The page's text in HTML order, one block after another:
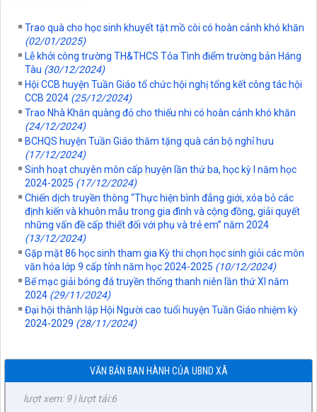
Trao quà cho học sinh khuyết tật mồ côi có hoàn cảnh khó khăn
(02/01/2025)
Lễ khởi công trường TH&THCS Tỏa Tình điểm trường bản Háng
Tàu (30/12/2024)
Hội CCB huyện Tuần Giáo tổ chức hội nghị tổng kết công tác hội
CCB 2024 (25/12/2024)
Trao Nhà Khăn quàng đỏ cho thiếu nhi có hoàn cảnh khó khăn
(24/12/2024)
BCHQS huyện Tuần Giáo thăm tặng quà cán bộ nghỉ hưu
(17/12/2024)
Sinh hoạt chuyên môn cấp huyện lần thứ ba, học kỳ I năm học
2024-2025 (17/12/2024)
Chiến dịch truyền thông “Thực hiện bình đẳng giới, xóa bỏ các
định kiến và khuôn mẫu trong gia đình và cộng đồng, giải quyết
những vấn đề cấp thiết đối với phụ và trẻ em” năm 2024
(13/12/2024)
Gặp mặt 86 học sinh tham gia Kỳ thi chọn học sinh giỏi các môn
văn hóa lớp 9 cấp tỉnh năm học 2024-2025 (10/12/2024)
Bế mạc giải bóng đá truyền thống thanh niên lần thứ XI năm
2024 (29/11/2024)
Đại hội thành lập Hội Người cao tuổi huyện Tuần Giáo nhiệm kỳ
2024-2029 (28/11/2024)
VĂN BẢN BAN HÀNH CỦA UBND XÃ
1753/QĐ-UBND
Về việc công bố Danh mục thủ tục hành chính được sửa đổi,
bổ sung trong một số lĩnh vực thuộc phạm vi chức năng quản
lý của Sở Văn hóa, Thể thao và Du lịch tỉnh Điện Biên.
lượt xem: 8 | lượt tải:3
1751/QĐ-UBND
Phê duyệt quy trình nội bộ trong giải quyết thủ tục hành chính
trong lĩnh vực hội nghị, hội thảo quốc tế thuộc phạm vi, chức
năng quản lý của Sở Ngoại vụ tỉnh Điện Biên
lượt xem: 7 | lượt tải:5
1747/QĐ-UBND
Phê duyệt quy trình nội bộ giải quyết thủ tục hành chính được
sửa đổi, bổ sung, thay thế trong lĩnh vực Hàng hải và đường
dựng tỉnh Điện Biên
lượt xem: 9 | lượt tải:6
1735/QĐ-UBND